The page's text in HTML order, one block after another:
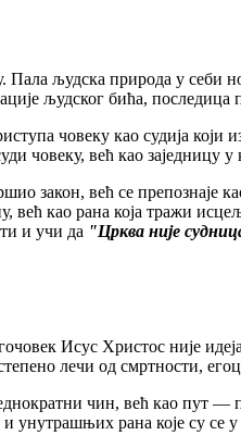
људска природа у себи
људског бића, последица
човеку као судија који
човеку, већ као заједницу
већ се препознаје
већ као рана која тражи
и учи да "Црква није
Исус Христос није идеја
лечи од смртности,
чин, већ као пут —
унутрашњих рана које су се